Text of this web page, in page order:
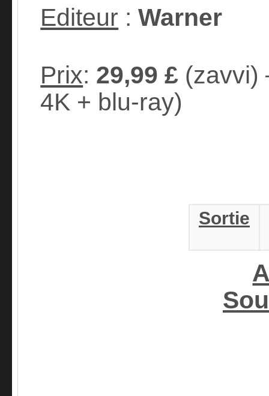
Editeur :Warner
Prix: 29,99 £
4K + blu-ray)
Sortie